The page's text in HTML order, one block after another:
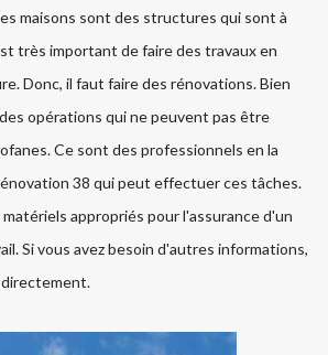
maisons sont des structures qui sont à
très important de faire des travaux en
Donc, il faut faire des rénovations. Bien
opérations qui ne peuvent pas être
Ce sont des professionnels en la
38 qui peut effectuer ces tâches.
appropriés pour l'assurance d'un
Si vous avez besoin d'autres informations,